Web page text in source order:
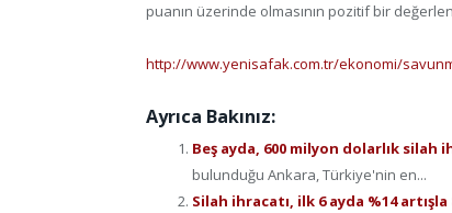
puanın üzerinde olmasının pozitif bir
http://www.yenisafak.com.tr/ekonomi/
Ayrıca Bakınız:
Beş ayda, 600 milyon dolarlık silah
bulunduğu Ankara, Türkiye'nin en...
Silah ihracatı, ilk 6 ayda %14